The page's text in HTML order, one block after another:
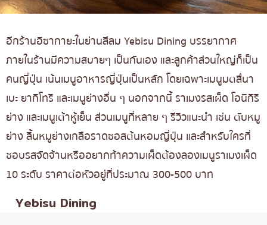
อีกร้านอิซากายะในย่านสีลม Yebisu Dining บรรยากาศ
ภายในร้านมีความสบายๆ เป็นกันเอง และลูกค้าส่วนใหญ่ก็เป็น
คนญี่ปุ่น เน้นเมนูอาหารญี่ปุ่นเป็นหลัก โดยเฉพาะเมนูมตสึนา
เบะ ยากิโทริ และเมนูย่างอื่น ๆ นอกจากนี้ ราเมงรสเผ็ด โอนิกิริ
ย่าง และเมนูเต้าหู้เย็น ส่วนเมนูที่หลาย ๆ รีวิวแนะนำ เช่น ตับหมู
ย่าง ลิ้นหมูย่างเกลือราดซอสต้นหอมญี่ปุ่น และสำหรับใครที่
ชอบรสจัดจ้านหรืออยากท้าความเผ็ดต้องลองเมนูราเมงเผ็ด
10 ระดับ ราคาต่อหัวอยู่ที่ประมาณ 300-500 บาท
Yebisu Dining